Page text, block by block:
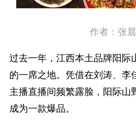
作者：张
过去一年，江西本土品牌阳际
的一席之地。凭借在刘涛、李
主播直播间频繁露脸，阳际山
成为一款爆品。